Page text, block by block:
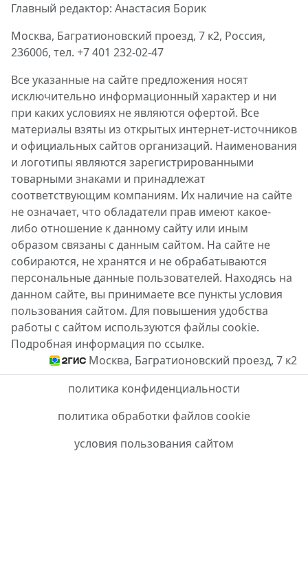
Главный редактор: Анастасия Борик
Москва, Багратионовский проезд, 7 к2, Россия,
236006, тел. +7 401 232-02-47
Все указанные на сайте предложения носят
исключительно информационный характер и ни
при каких условиях не являются офертой. Все
материалы взяты из открытых интернет-источников
и официальных сайтов организаций. Наименования
и логотипы являются зарегистрированными
товарными знаками и принадлежат
соответствующим компаниям. Их наличие на сайте
не означает, что обладатели прав имеют какое-
либо отношение к данному сайту или иным
образом связаны с данным сайтом. На сайте не
собираются, не хранятся и не обрабатываются
персональные данные пользователей. Находясь на
данном сайте, вы принимаете все пункты условия
пользования сайтом. Для повышения удобства
работы с сайтом используются файлы cookie.
Подробная информация по ссылке.
Москва, Багратионовский проезд, 7 к2
политика конфиденциальности
политика обработки файлов cookie
условия пользования сайтом